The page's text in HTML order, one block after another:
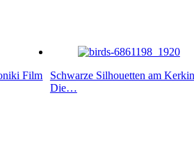
Film
Schwarze Silhouetten am
Die…